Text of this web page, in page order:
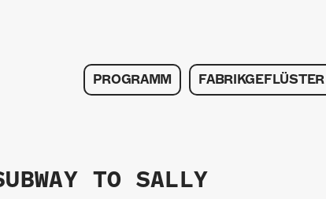
PROGRAMM FABRIKGEFLÜSTER
TO SALLY